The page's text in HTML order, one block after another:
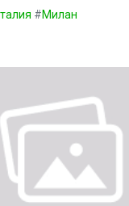
#Милан